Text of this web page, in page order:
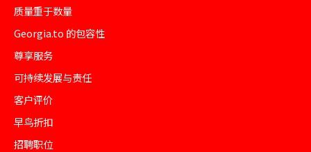
质量重于数量
Georgia.to 的包容性
尊享服务
可持续发展与责任
客户评价
早鸟折扣
招聘职位